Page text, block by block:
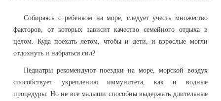
Собираясь с ребенком на море, следует учесть множество
факторов, от которых зависит качество семейного отдыха в
целом. Куда поехать летом, чтобы и дети, и взрослые могли
отдохнуть и набраться сил?
Педиатры рекомендуют поездки на море, морской воздух
способствует укреплению иммунитета, как и водные
процедуры. Но не все малыши способны выдержать длительные